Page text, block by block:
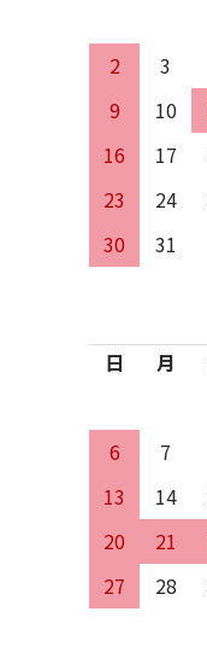
2
3
9
10
16
17
23
24
30
31
日 月
6
7
13
14
20
21
27
28